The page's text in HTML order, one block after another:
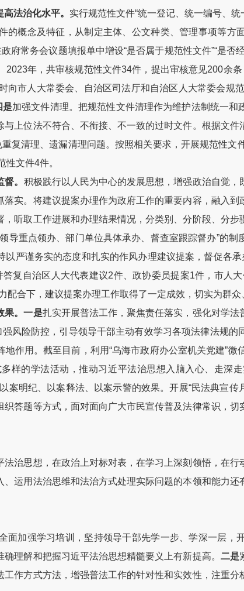
法治化水平。 实行规范性文件“统一登记、统一编号、
的概念及特征，从制定主体、公文种类、管理事项等方
府常务会议题填报单中增设“是否属于规范性文件”“是否
年，共审核规范性文件34件，提出审核意见200余
向市人大常委会、自治区司法厅和自治区人大常委会规
是加强文件清理。把规范性文件清理作为维护法制统一
上位法不符合、不衔接、不一致的过时文件。根据文
复清理、遗漏清理问题。按照相关要求，开展规范性
文件4件。
。 积极践行以人民为中心的发展思想，增强政治自觉
落实。将建议提案办理作为政府工作的重要内容，融入
听取工作进展和办理结果情况，分类别、分阶段、分步
导重点领办、部门单位具体承办、督查室跟踪督办”的
严谨务实的态度和扎实的作风办理建议提案，督促各承
答复自治区人大代表建议2件、政协委员提案1件，市人
合下，建议提案办理工作取得了一定成效，切实为群众
果。一是扎实开展普法工作，聚焦责任落实，强化对学
风险防控，引导领导干部主动有效学习各项法律法规的
作用。截至目前，利用“乌海市政府办公室机关党建”微
样的学法活动，推动习近平法治思想入脑入心、走深
案明纪、以案释法、以案示警的效果。开展“民法典宣传
答题等方式，面对面向广大市民宣传普及法律常识，
思想，在政治上对标对表，在学习上深刻领悟，在行
运用法治思维和法治方式处理实际问题的本领和能力
面加强学习培训，坚持领导干部先学一步、学深一层，
理解和把握习近平法治思想精髓要义上有新提高。 二是
作方式方法，增强普法工作的针对性和实效性，注重